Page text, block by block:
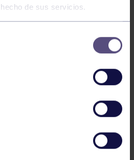
de sus servicios.
en las instalaciones del
La grupista Oliva Artime Valdés
en 63 kg y logró la
En categoría masculina la
Ramón Lacinda del Club
kg en arrancada y 127 kg en
Daniel Álvarez Gil fue